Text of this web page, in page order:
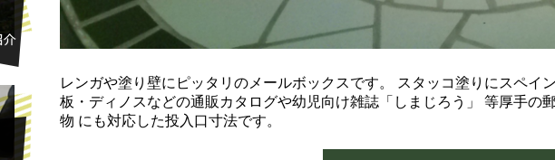
レンガや塗り壁にピッタリのメールボックスです。 スタッコ塗りにスペイ
板・ディノスなどの通販カタログや幼児向け雑誌「しまじろう」 等厚手の
物 にも対応した投入口寸法です。